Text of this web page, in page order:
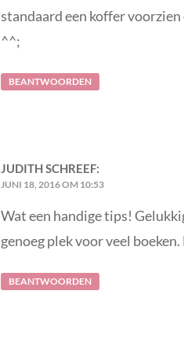
standaard een koffer
^^;
BEANTWOORDEN
JUDITHSCHREEF:
JUNI 18, 2016 OM 10:53
Wat een handige tips!
genoeg plek voor veel
BEANTWOORDEN